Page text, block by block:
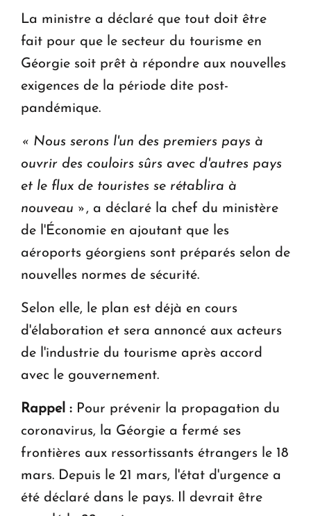
La ministre a déclaré que tout doit être
fait pour que le secteur du tourisme en
Géorgie soit prêt à répondre aux nouvelles
exigences de la période dite post-
pandémique.
« Nous serons l'un des premiers pays à
ouvrir des couloirs sûrs avec d'autres pays
et le flux de touristes se rétablira à
nouveau », a déclaré la chef du ministère
de l'Économie en ajoutant que les
aéroports géorgiens sont préparés selon de
nouvelles normes de sécurité.
Selon elle, le plan est déjà en cours
d'élaboration et sera annoncé aux acteurs
de l'industrie du tourisme après accord
avec le gouvernement.
Rappel : Pour prévenir la propagation du
coronavirus, la Géorgie a fermé ses
frontières aux ressortissants étrangers le 18
mars. Depuis le 21 mars, l'état d'urgence a
été déclaré dans le pays. Il devrait être